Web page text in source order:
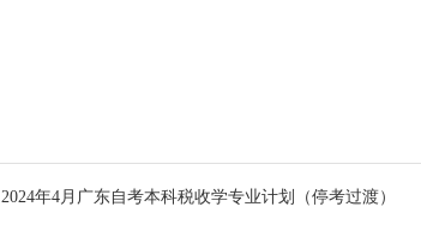
2024年4月广东自考本科税收学专业计划（停考过渡）